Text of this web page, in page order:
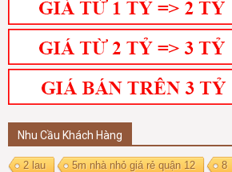
Nhu Cầu Khách Hàng
2 lau 5m nhà nhỏ giá rẻ quận 12
8